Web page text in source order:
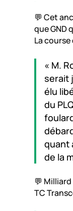
💬 Cet
que GND
La
« M.
serait
élu
du
quant
de la
💬
TC